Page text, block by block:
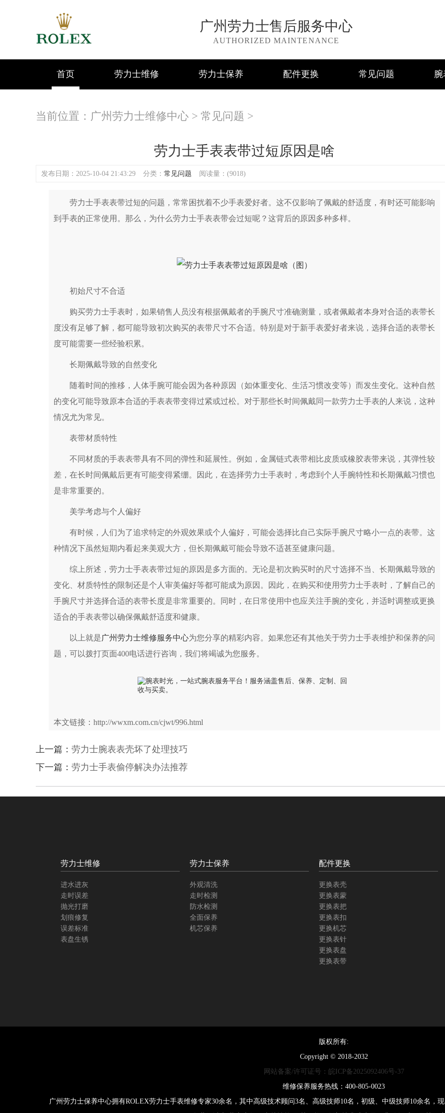
广州劳力士售后服务中心
AUTHORIZED MAINTENANCE
首页 劳力士维修 劳力士保养 配件更换 常见问题
当前位置： 广州劳力士维修中心 > 常见问题 >
劳力士手表表带过短原因是啥
发布日期：2025-10-04 21:43:29 分类： 常见问题 阅读量：(9018)
劳力士手表表带过短的问题，常常困扰着不少手表爱好者。这不仅影响了佩戴的舒适度，有时还可能影响
到手表的正常使用。那么，为什么劳力士手表表带会过短呢？这背后的原因多种多样。
初始尺寸不合适
购买劳力士手表时，如果销售人员没有根据佩戴者的手腕尺寸准确测量，或者佩戴者本身对合适的表带长
度没有足够了解，都可能导致初次购买的表带尺寸不合适。特别是对于新手表爱好者来说，选择合适的表带长
度可能需要一些经验积累。
长期佩戴导致的自然变化
随着时间的推移，人体手腕可能会因为各种原因（如体重变化、生活习惯改变等）而发生变化。这种自然
的变化可能导致原本合适的手表表带变得过紧或过松。对于那些长时间佩戴同一款劳力士手表的人来说，这种
情况尤为常见。
表带材质特性
不同材质的手表表带具有不同的弹性和延展性。例如，金属链式表带相比皮质或橡胶表带来说，其弹性较
差，在长时间佩戴后更有可能变得紧绷。因此，在选择劳力士手表时，考虑到个人手腕特性和长期佩戴习惯也
是非常重要的。
美学考虑与个人偏好
有时候，人们为了追求特定的外观效果或个人偏好，可能会选择比自己实际手腕尺寸略小一点的表带。这
种情况下虽然短期内看起来美观大方，但长期佩戴可能会导致不适甚至健康问题。
综上所述，劳力士手表表带过短的原因是多方面的。无论是初次购买时的尺寸选择不当、长期佩戴导致的
变化、材质特性的限制还是个人审美偏好等都可能成为原因。因此，在购买和使用劳力士手表时，了解自己的
手腕尺寸并选择合适的表带长度是非常重要的。同时，在日常使用中也应关注手腕的变化，并适时调整或更换
适合的手表表带以确保佩戴舒适度和健康。
以上就是广州劳力士维修服务中心为您分享的精彩内容。如果您还有其他关于劳力士手表维护和保养的问
题，可以拨打页面400电话进行咨询，我们将竭诚为您服务。
本文链接：http://wwxm.com.cn/cjwt/996.html
上一篇： 劳力士腕表表壳坏了处理技巧
下一篇： 劳力士手表偷停解决办法推荐
劳力士维修
进水进灰
走时误差
抛光打磨
划痕修复
误差标准
表盘生锈
劳力士保养
外观清洗
走时检测
防水检测
全面保养
机芯保养
配件更换
更换表壳
更换表蒙
更换表把
更换表扣
更换机芯
更换表针
更换表盘
更换表带
版权所有:
Copyright © 2018-2032
网站备案/许可证号：皖ICP备2025092406号-37
维修保养服务热线：400-805-0023
广州劳力士保养中心拥有ROLEX劳力士手表维修专家30余名，其中高级技术顾问3名、高级技师10名，初级、中级技师10余名，